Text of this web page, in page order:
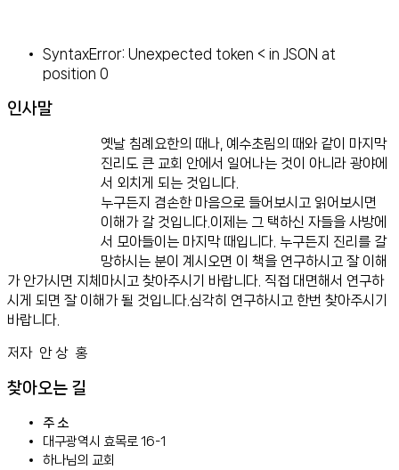
SyntaxError: Unexpected token < in JSON at
position 0
인사말
옛날 침례요한의 때나, 예수초림의 때와 같이 마지막
진리도 큰 교회 안에서 일어나는 것이 아니라 광야에
서 외치게 되는 것입니다.
누구든지 겸손한 마음으로 들어보시고 읽어보시면
이해가 갈 것입니다.이제는 그 택하신 자들을 사방에
서 모아들이는 마지막 때입니다. 누구든지 진리를 갈
망하시는 분이 계시오면 이 책을 연구하시고 잘 이해
가 안가시면 지체마시고 찾아주시기 바랍니다. 직접 대면해서 연구하
시게 되면 잘 이해가 될 것입니다.심각히 연구하시고 한번 찾아주시기
바랍니다.
저자 안 상 홍
찾아오는 길
주 소
대구광역시 효목로 16-1
하나님의 교회